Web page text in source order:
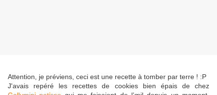
Attention, je préviens, ceci est une recette à tomber par terre ! :P
J'avais repéré les recettes de cookies bien épais de chez